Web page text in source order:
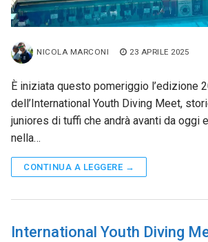
NICOLA MARCONI 23 APRILE 2025
È iniziata questo pomeriggio l’edizione
dell’International Youth Diving Meet,
juniores di tuffi che andrà avanti da oggi
nella…
CONTINUA A LEGGERE →
International Youth Diving